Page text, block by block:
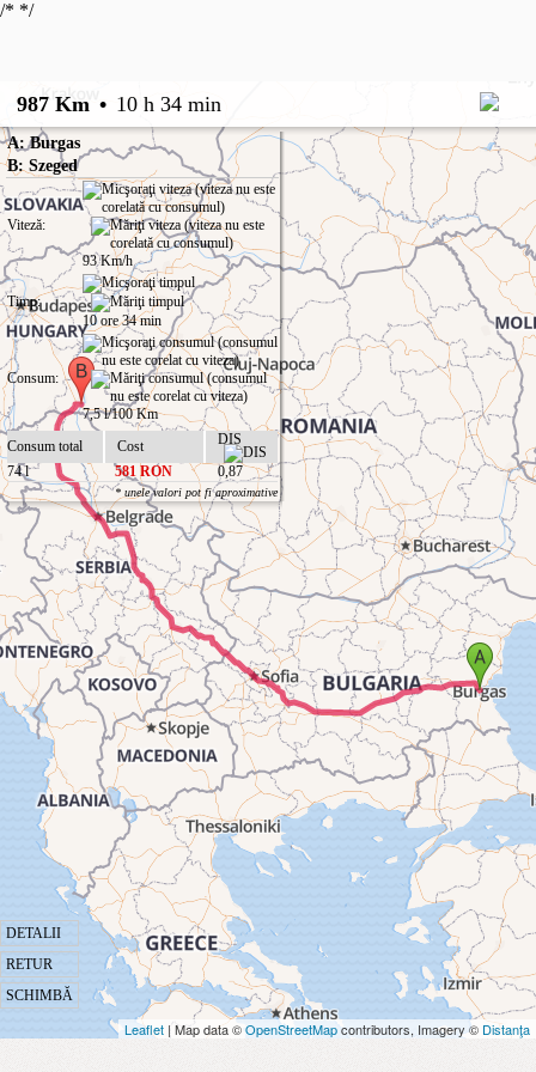
/* */
987 Km • 10 h 34 min
DETALII
RETUR
SCHIMBĂ
A: Burgas
B: Szeged
Viteză:
93 Km/h
Timp:
10 ore 34 min
Consum:
7,5 l/100 Km
Consum total
Cost
DIS
74 l
581 RON 0,87
* unele valori pot fi aproximative